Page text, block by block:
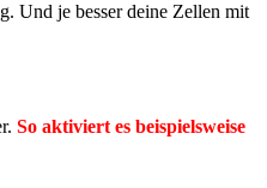
Und je besser deine Zellen mit
So aktiviert es beispielsweise